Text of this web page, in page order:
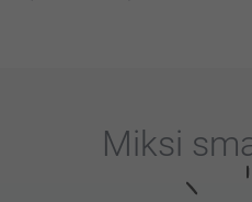
Miksi